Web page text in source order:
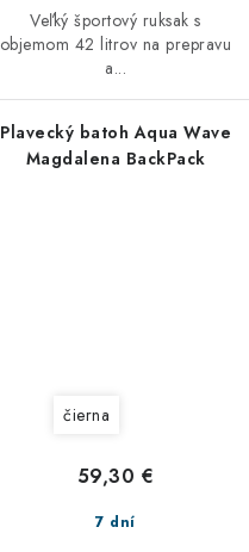
Veľký športový ruksak s
objemom 42 litrov na prepravu
a...
Plavecký batoh Aqua Wave
Magdalena BackPack
čierna
7 dní
59,30 €